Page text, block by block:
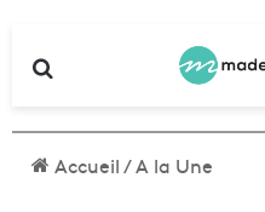
Accueil/A la Une